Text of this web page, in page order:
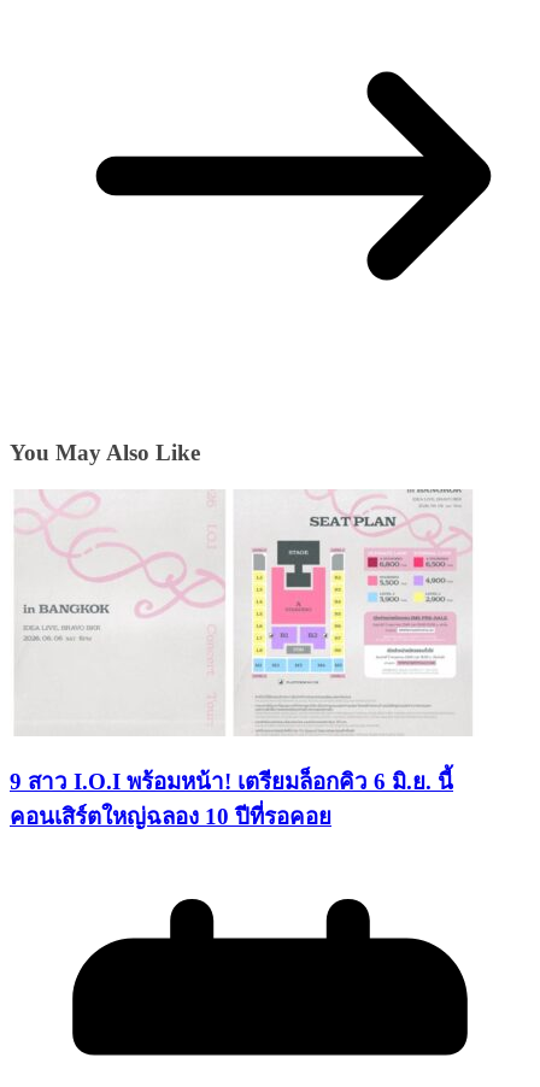
You May Also Like
9 สาว I.O.I พร้อมหน้า! เตรียมล็อกคิว 6 มิ.ย. นี้
คอนเสิร์ตใหญ่ฉลอง 10 ปีที่รอคอย